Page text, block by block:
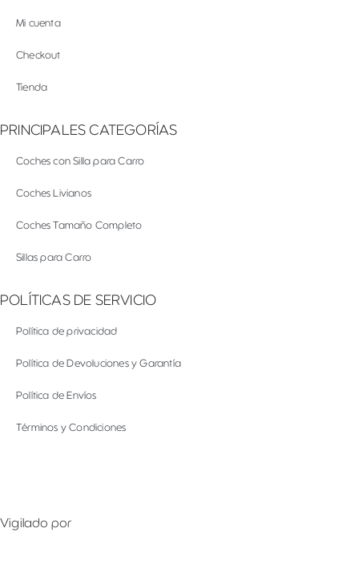
Mi cuenta
Checkout
Tienda
PRINCIPALES CATEGORÍAS
Coches con Silla para Carro
Coches Livianos
Coches Tamaño Completo
Sillas para Carro
POLÍTICAS DE SERVICIO
Política de privacidad
Política de Devoluciones y Garantía
Política de Envíos
Términos y Condiciones
Vigilado por